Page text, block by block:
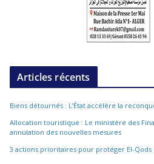
Articles récents
Biens détournés : L’État accélère la
Allocation touristique : Le ministère des
annulation des nouvelles mesures
3 actions prioritaires pour protéger El-Qods